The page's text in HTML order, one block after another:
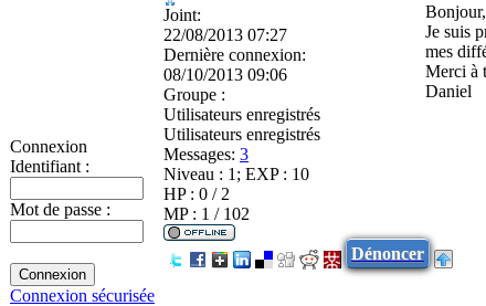
Connexion
Identifiant :
Mot de passe :
Connexion sécurisée
Joint:
22/08/2013 07:27
Dernière connexion:
08/10/2013 09:06
Groupe :
Utilisateurs enregistrés
Utilisateurs enregistrés
Messages: 3
Niveau : 1; EXP : 10
HP : 0 / 2
MP : 1 / 102
Bonjour,
Je suis
mes
Merci à
Daniel
Dénoncer